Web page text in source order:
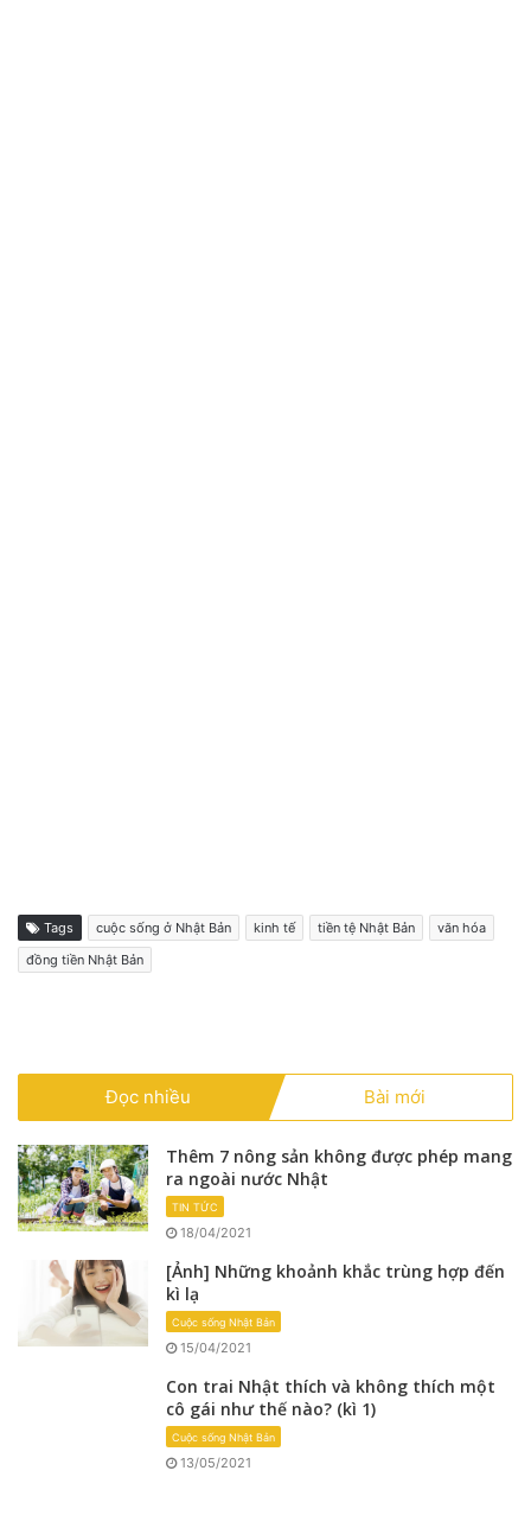
Tags cuộc sống ở Nhật Bản kinh tế tiền tệ Nhật Bản
văn hóa
đồng tiền Nhật Bản
Đọc nhiều Bài mới
Thêm 7 nông sản không được phép mang
ra ngoài nước Nhật
TIN TỨC
18/04/2021
[Ảnh] Những khoảnh khắc trùng hợp đến
kì lạ
Cuộc sống Nhật Bản
15/04/2021
Con trai Nhật thích và không thích một
cô gái như thế nào? (kì 1)
Cuộc sống Nhật Bản
13/05/2021